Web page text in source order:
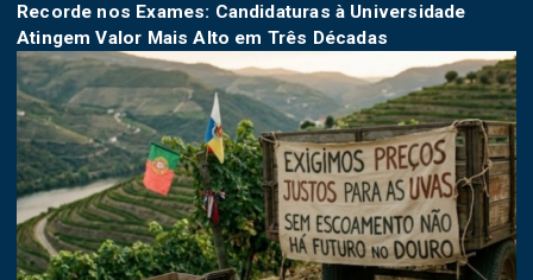
Recorde nos Exames: Candidaturas à Universidade
Atingem Valor Mais Alto em Três Décadas